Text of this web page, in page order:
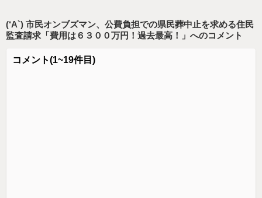
(‘A`) 市民オンブズマン、公費負担での県民葬中止を求める住民
監査請求「費用は６３００万円！過去最高！」 へのコメント
コメント(1~19件目)